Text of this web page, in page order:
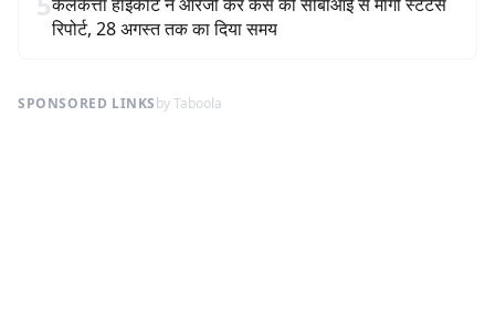
रिपोर्ट, 28 अगस्त तक का दिया समय
SPONSORED LINKSby Taboola